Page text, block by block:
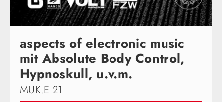
aspects of electronic music
mit Absolute Body Control,
Hypnoskull, u.v.m.
MUK.E 21